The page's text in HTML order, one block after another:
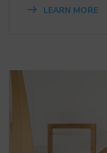
LEARN MORE